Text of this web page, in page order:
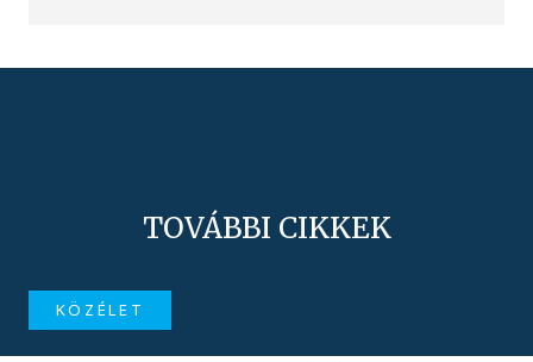
TOVÁBBI CIKKEK
KÖZÉLET